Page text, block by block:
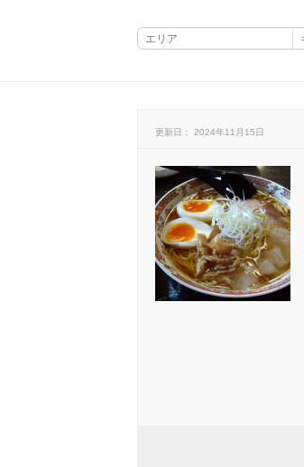
更新日： 2024年11月15日